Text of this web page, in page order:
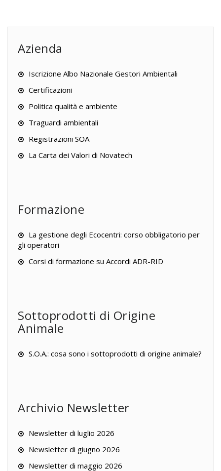
Azienda
Iscrizione Albo Nazionale Gestori Ambientali
Certificazioni
Politica qualità e ambiente
Traguardi ambientali
Registrazioni SOA
La Carta dei Valori di Novatech
Formazione
La gestione degli Ecocentri: corso obbligatorio per
gli operatori
Corsi di formazione su Accordi ADR-RID
Sottoprodotti di Origine
Animale
S.O.A.: cosa sono i sottoprodotti di origine animale?
Archivio Newsletter
Newsletter di luglio 2026
Newsletter di giugno 2026
Newsletter di maggio 2026